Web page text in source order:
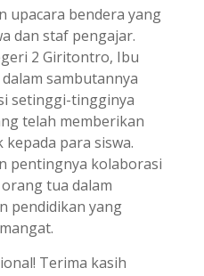
upacara bendera yang
dan staf pengajar.
2 Giritontro, Ibu
dalam sambutannya
setinggi-tingginya
telah memberikan
para siswa.
pentingnya kolaborasi
tua dalam
pendidikan yang
Terima kasih